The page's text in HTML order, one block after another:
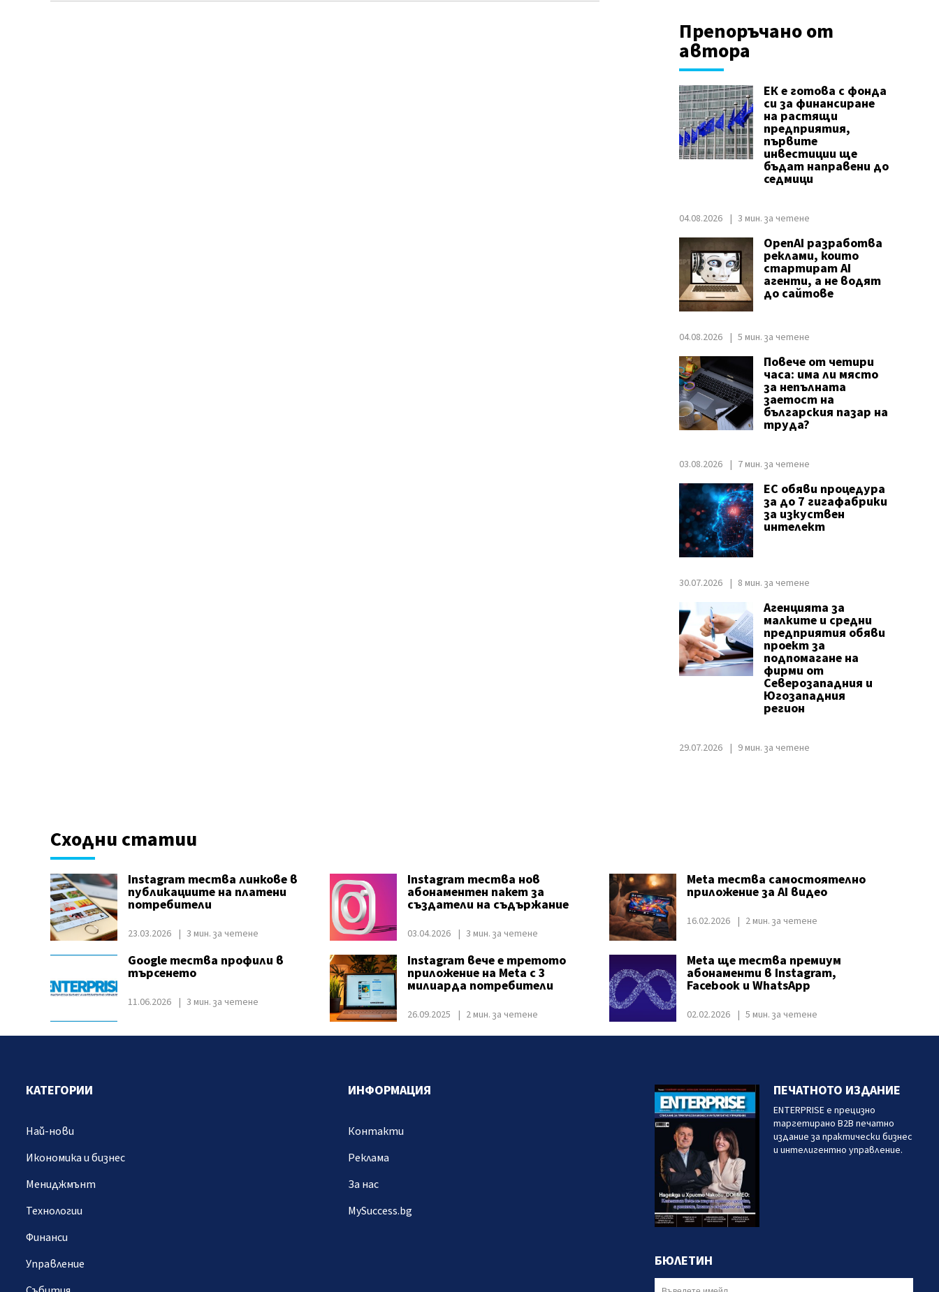
Препоръчано от
автора
ЕК е готова с фонда
си за финансиране
на растящи
предприятия,
първите
инвестиции ще
бъдат направени до
седмици
04.08.2026 3 мин. за четене
OpenAI разработва
реклами, които
стартират AI
агенти, а не водят
до сайтове
04.08.2026 5 мин. за четене
Повече от четири
часа: има ли място
за непълната
заетост на
българския пазар на
труда?
03.08.2026 7 мин. за четене
ЕС обяви процедура
за до 7 гигафабрики
за изкуствен
интелект
30.07.2026 8 мин. за четене
Агенцията за
малките и средни
предприятия обяви
проект за
подпомагане на
фирми от
Северозападния и
Югозападния
регион
29.07.2026 9 мин. за четене
Сходни статии
Instagram тества линкове в
публикациите на платени
потребители
23.03.2026 3 мин. за четене
Instagram тества нов
абонаментен пакет за
създатели на съдържание
03.04.2026 3 мин. за четене
Meta тества самостоятелно
приложение за AI видео
16.02.2026 2 мин. за четене
Google тества профили в
търсенето
11.06.2026 3 мин. за четене
Instagram вече е третото
приложение на Meta с 3
милиарда потребители
26.09.2025 2 мин. за четене
Meta ще тества премиум
абонаменти в Instagram,
Facebook и WhatsApp
02.02.2026 5 мин. за четене
КАТЕГОРИИ
Най-нови
Икономика и бизнес
Мениджмънт
Технологии
Финанси
Управление
ИНФОРМАЦИЯ
Контакти
Реклама
За нас
MySuccess.bg
ПЕЧАТНОТО ИЗДАНИЕ
ENTERPRISE е прецизно
таргетирано B2B печатно
издание за практически бизнес
и интелигентно управление.
БЮЛЕТИН